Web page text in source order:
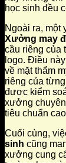
học sinh đều
Ngoài ra, một
Xưởng may
cầu riêng của
logo. Điều
về mặt thẩm
riêng của
được kiểm
xưởng
tiêu chuẩn
Cuối cùng,
sinh cũng
xưởng cung